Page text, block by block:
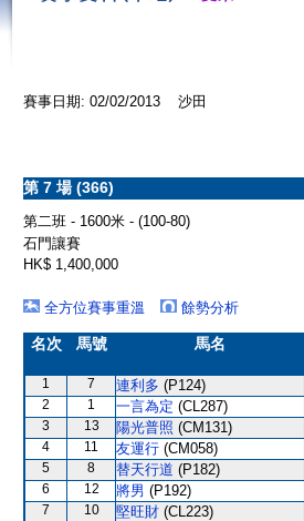
賽事日期: 02/02/2013 沙田
第 7 場 (366)
第二班 - 1600米 - (100-80)
石門讓賽
HK$ 1,400,000
全方位賽事重溫
餘勢分析
名次 馬號 馬名
1 7 連利多 (P124)
2 1 一言為定 (CL287)
3 13 陽光普照 (CM131)
4 11 友運行 (CM058)
5 8 替天行道 (P182)
6 12 將男 (P192)
7 10 堅旺財 (CL223)